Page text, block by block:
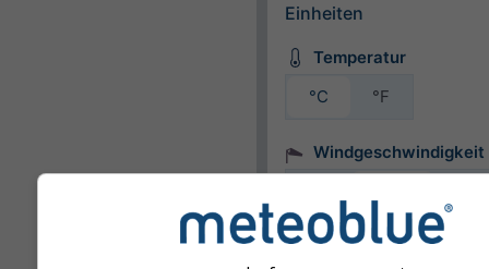
Einheiten
Temperatur
°C
°F
Windgeschwindigkeit
mph kn